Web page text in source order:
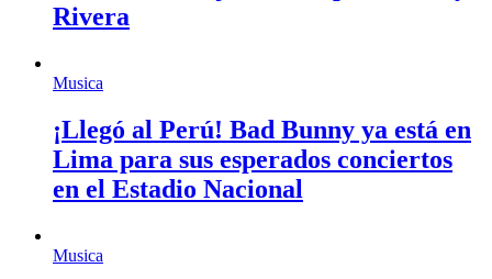
Rivera
Musica
¡Llegó al Perú! Bad Bunny ya está en
Lima para sus esperados conciertos
en el Estadio Nacional
Musica